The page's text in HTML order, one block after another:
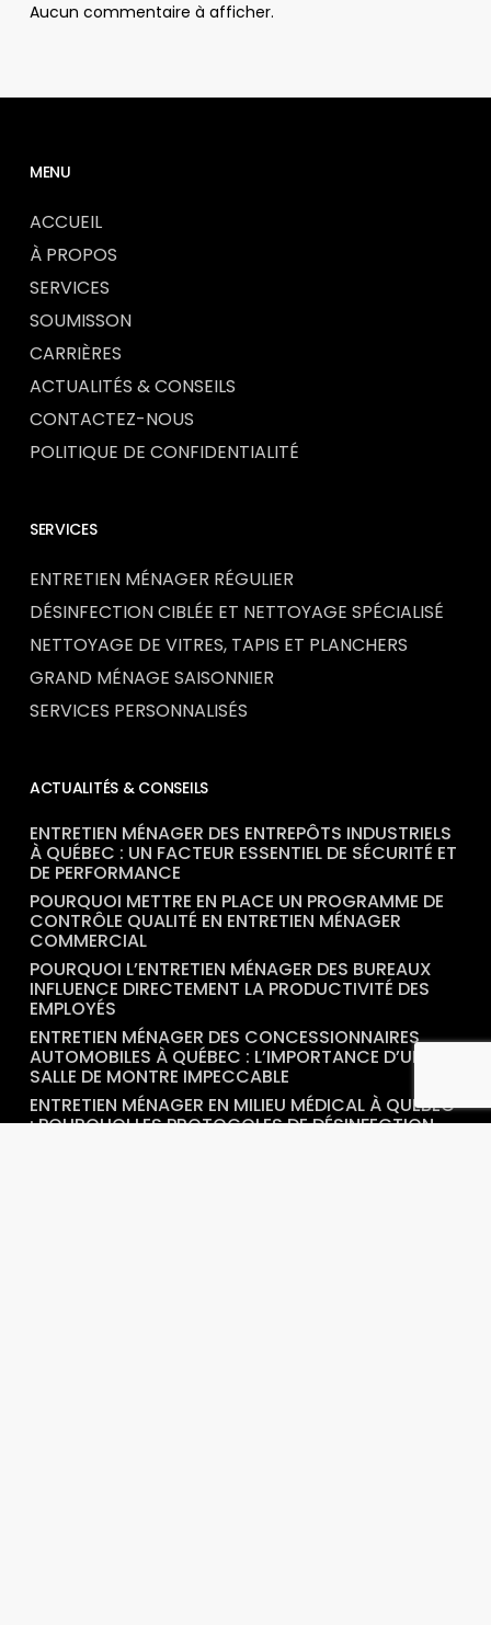
Aucun commentaire à afficher.
MENU
ACCUEIL
À PROPOS
SERVICES
SOUMISSON
CARRIÈRES
ACTUALITÉS & CONSEILS
CONTACTEZ-NOUS
POLITIQUE DE CONFIDENTIALITÉ
SERVICES
ENTRETIEN MÉNAGER RÉGULIER
DÉSINFECTION CIBLÉE ET NETTOYAGE SPÉCIALISÉ
NETTOYAGE DE VITRES, TAPIS ET PLANCHERS
GRAND MÉNAGE SAISONNIER
SERVICES PERSONNALISÉS
ACTUALITÉS & CONSEILS
ENTRETIEN MÉNAGER DES ENTREPÔTS INDUSTRIELS
À QUÉBEC : UN FACTEUR ESSENTIEL DE SÉCURITÉ ET
DE PERFORMANCE
POURQUOI METTRE EN PLACE UN PROGRAMME DE
CONTRÔLE QUALITÉ EN ENTRETIEN MÉNAGER
COMMERCIAL
POURQUOI L’ENTRETIEN MÉNAGER DES BUREAUX
INFLUENCE DIRECTEMENT LA PRODUCTIVITÉ DES
EMPLOYÉS
ENTRETIEN MÉNAGER DES CONCESSIONNAIRES
AUTOMOBILES À QUÉBEC : L’IMPORTANCE D’UNE
SALLE DE MONTRE IMPECCABLE
ENTRETIEN MÉNAGER EN MILIEU MÉDICAL À QUÉBEC
: POURQUOI LES PROTOCOLES DE DÉSINFECTION